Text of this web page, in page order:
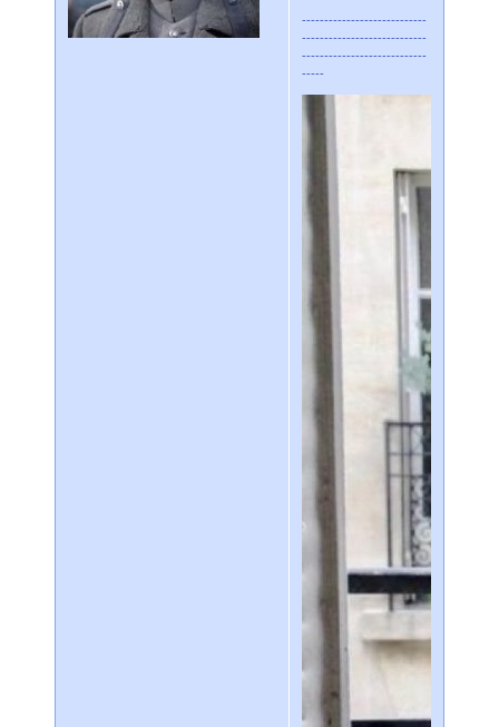
----------------------------
----------------------------
----------------------------
-----